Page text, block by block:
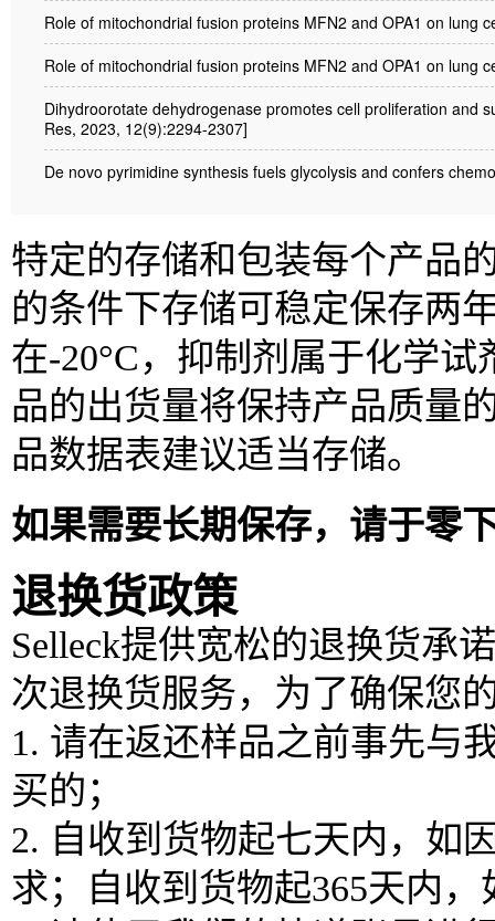
Role of mitochondrial fusion proteins MFN2 and OPA1 on lung
Role of mitochondrial fusion proteins MFN2 and OPA1 on lung
Dihydroorotate dehydrogenase promotes cell proliferation and
Res, 2023, 12(9):2294-2307]
De novo pyrimidine synthesis fuels glycolysis and confers
特定的存储和包装每个产品
的条件下存储可稳定保存两
在-20°C，抑制剂属于化学
品的出货量将保持产品质量
品数据表建议适当存储。
如果需要长期保存，请于零
退换货政策
Selleck提供宽松的退换货承
次退换货服务，为了确保您
1. 请在返还样品之前事先与
买的；
2. 自收到货物起七天内，如
求；自收到货物起365天内